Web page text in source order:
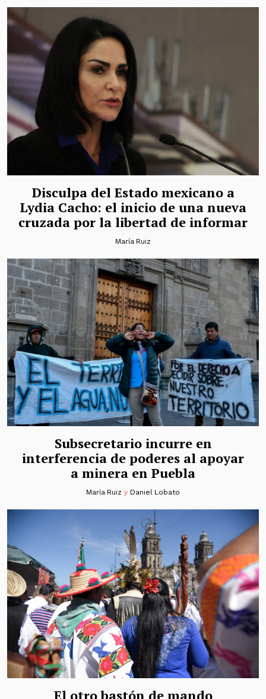
Disculpa del Estado mexicano a
Lydia Cacho: el inicio de una nueva
cruzada por la libertad de informar
María Ruiz
Subsecretario incurre en
interferencia de poderes al apoyar
a minera en Puebla
María Ruiz y Daniel Lobato
El otro bastón de mando